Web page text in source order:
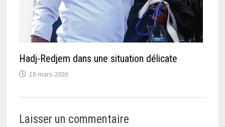
Hadj-Redjem dans une situation délicate
18 mars 2026
Laisser un commentaire